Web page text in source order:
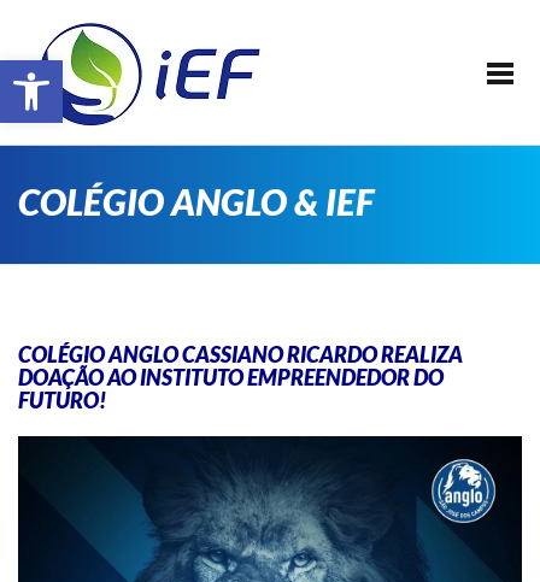
Barra de Ferramentas Aberta
SOBRE O IEF
ALUNOS
REALIZAÇÕES
PATROCINADORES
FAÇA PARTE !
CONTATO
E-BOOK IEF
COLÉGIO ANGLO & IEF
COLÉGIO ANGLO CASSIANO RICARDO REALIZA
DOAÇÃO AO INSTITUTO EMPREENDEDOR DO
FUTURO!